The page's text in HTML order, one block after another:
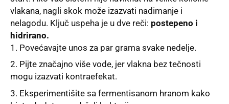
vlakana, nagli skok može izazvati nadimanje i
nelagodu. Ključ uspeha je u dve reči: postepeno i
hidrirano.
Povećavajte unos za par grama svake nedelje.
Pijte značajno više vode, jer vlakna bez tečnosti
mogu izazvati kontraefekat.
Eksperimentišite sa fermentisanom hranom kako